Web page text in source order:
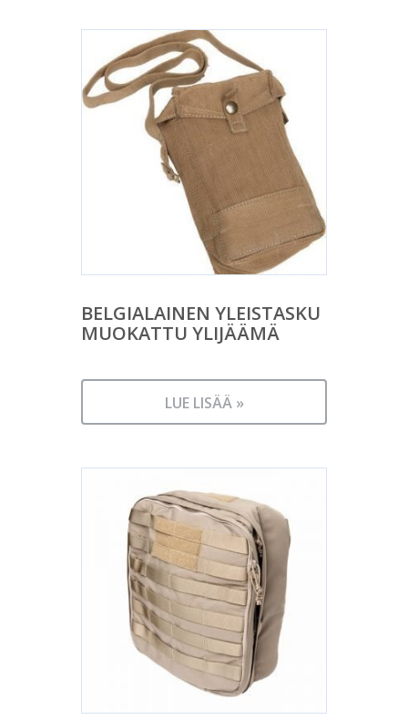
BELGIALAINEN YLEISTASKU
MUOKATTU YLIJÄÄMÄ
LUE LISÄÄ »